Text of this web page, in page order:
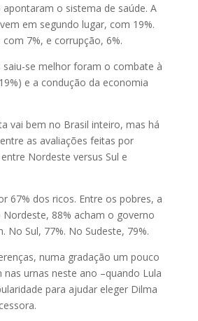
apontaram o sistema de saúde. A
em segundo lugar, com 19%.
7%, e corrupção, 6%.
saiu-se melhor foram o combate à
e a condução da economia
vai bem no Brasil inteiro, mas há
as avaliações feitas por
Nordeste versus Sul e
67% dos ricos. Entre os pobres, a
Nordeste, 88% acham o governo
No Sul, 77%. No Sudeste, 79%.
numa gradação um pouco
nas urnas neste ano –quando Lula
para ajudar eleger Dilma